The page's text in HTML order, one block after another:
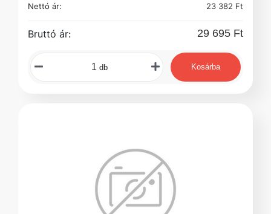
Nettó ár:
23 382 Ft
Bruttó ár: 29 695 Ft
db Kosárba